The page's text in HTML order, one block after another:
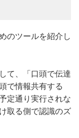
のツールを紹介し
て、「口頭で伝達
で情報共有する
定通り実行されな
取る側で認識のズ